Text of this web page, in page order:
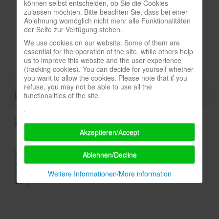
Newsletter
Spieledatenbank
Premium login
Neuheiten-New Games
Köpfe-Heads
Preise-Awards
Branchen-/Wirtschaftsnews
Crowdfunding
Veranstaltungen-Events
In eigener Sache-On our own behalf
Art:
Stichwort
Durchschnittsnote-spielbox:
können selbst entscheiden, ob Sie die Cookies
zulassen möchten. Bitte beachten Sie, dass bei einer
Ablehnung womöglich nicht mehr alle Funktionalitäten
der Seite zur Verfügung stehen.
We use cookies on our website. Some of them are
essential for the operation of the site, while others help
us to improve this website and the user experience
(tracking cookies). You can decide for yourself whether
you want to allow the cookies. Please note that if you
refuse, you may not be able to use all the
functionalities of the site.
.
Akzeptieren/Accept
Ablehnen/Decline
Weitere Informationen/More information